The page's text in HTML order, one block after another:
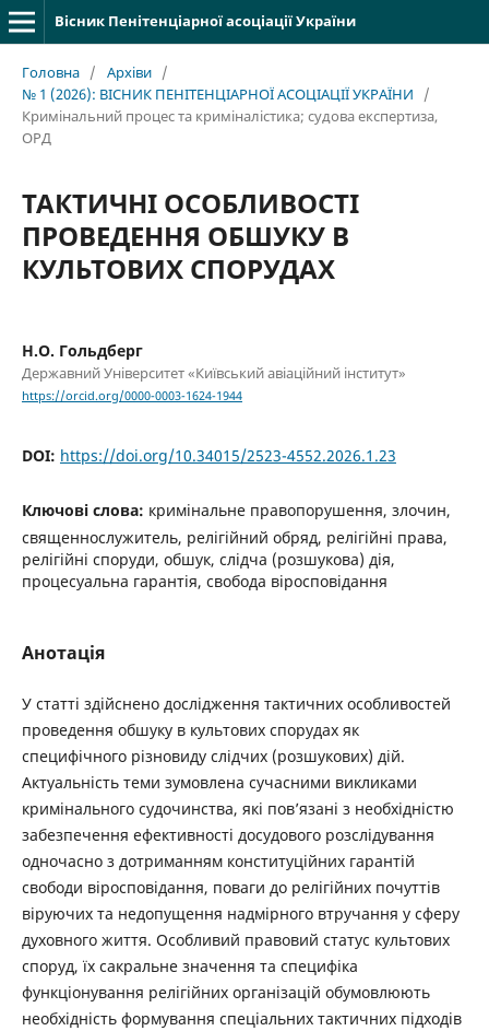
Вісник Пенітенціарної асоціації України
Головна / Архіви /
№ 1 (2026): ВІСНИК ПЕНІТЕНЦІАРНОЇ АСОЦІАЦІЇ УКРАЇНИ
/
Кримінальний процес та криміналістика; судова експертиза,
ОРД
ТАКТИЧНІ ОСОБЛИВОСТІ
ПРОВЕДЕННЯ ОБШУКУ В
КУЛЬТОВИХ СПОРУДАХ
Н.О. Гольдберг
Державний Університет «Київський авіаційний інститут»
https://orcid.org/0000-0003-1624-1944
DOI: https://doi.org/10.34015/2523-4552.2026.1.23
Ключові слова: кримінальне правопорушення, злочин,
священнослужитель, релігійний обряд, релігійні права,
релігійні споруди, обшук, слідча (розшукова) дія,
процесуальна гарантія, свобода віросповідання
Анотація
У статті здійснено дослідження тактичних особливостей
проведення обшуку в культових спорудах як
специфічного різновиду слідчих (розшукових) дій.
Актуальність теми зумовлена сучасними викликами
кримінального судочинства, які пов’язані з необхідністю
забезпечення ефективності досудового розслідування
одночасно з дотриманням конституційних гарантій
свободи віросповідання, поваги до релігійних почуттів
віруючих та недопущення надмірного втручання у сферу
духовного життя. Особливий правовий статус культових
споруд, їх сакральне значення та специфіка
функціонування релігійних організацій обумовлюють
необхідність формування спеціальних тактичних підходів